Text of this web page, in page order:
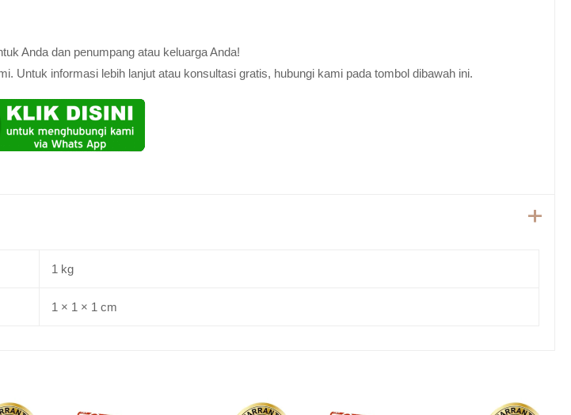
Anda dan penumpang atau keluarga Anda!
Untuk informasi lebih lanjut atau konsultasi gratis, hubungi kami pada tombol dibawah ini.
1 kg
1 × 1 × 1 cm